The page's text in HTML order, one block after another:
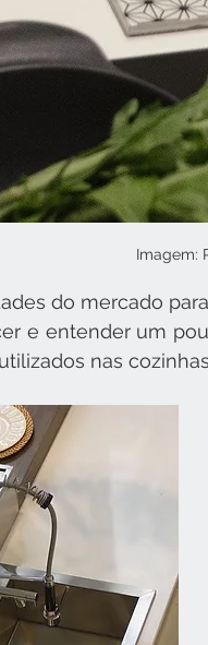
Imagem:
do mercado
e entender um
nas